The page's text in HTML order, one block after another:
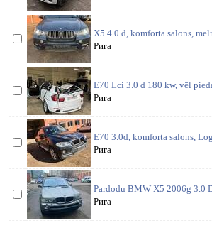
X5 4.0 d, komforta salons,
Рига
E70 Lci 3.0 d 180 kw, vēl
Рига
E70 3.0d, komforta salons,
Рига
Pardodu BMW X5 2006g 3.0
Рига